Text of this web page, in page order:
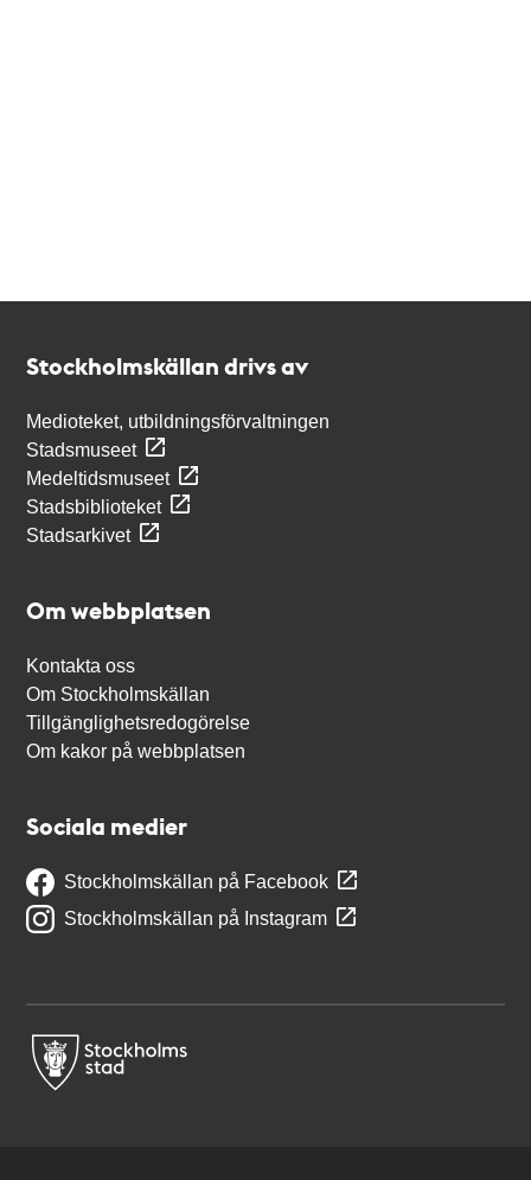
Stockholmskällan drivs av
Medioteket, utbildningsförvaltningen
Stadsmuseet
Medeltidsmuseet
Stadsbiblioteket
Stadsarkivet
Om webbplatsen
Kontakta oss
Om Stockholmskällan
Tillgänglighetsredogörelse
Om kakor på webbplatsen
Sociala medier
Stockholmskällan på Facebook
Stockholmskällan på Instagram